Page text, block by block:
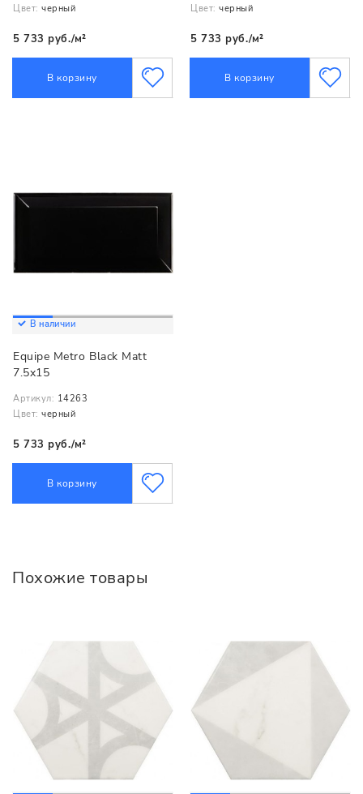
Цвет: черный
5 733 руб./м²
В корзину
Цвет: черный
5 733 руб./м²
В корзину
В наличии
Equipe Metro Black Matt
7.5x15
Артикул: 14263
Цвет: черный
5 733 руб./м²
В корзину
Похожие товары